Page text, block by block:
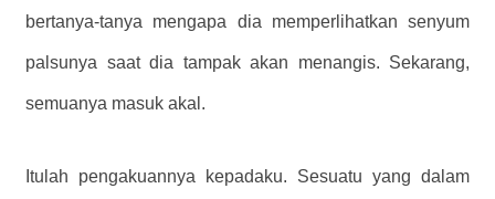
bertanya-tanya mengapa dia memperlihatkan senyum
palsunya saat dia tampak akan menangis. Sekarang,
semuanya masuk akal.
Itulah pengakuannya kepadaku. Sesuatu yang dalam